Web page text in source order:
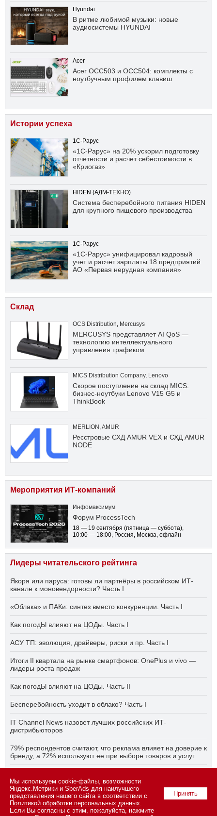
Hyundai
В ритме любимой музыки: новые
аудиосистемы HYUNDAI
Acer
Acer OCC503 и OCC504: комплекты с
ноутбучным профилем клавиш
Истории успеха
1С-Рарус
«1С-Рарус» на 20% ускорил подготовку
отчетности и расчет себестоимости в
«Криогаз»
HIDEN (АДМ-ТЕХНО)
Система бесперебойного питания HIDEN
для крупного пищевого производства
1С-Рарус
«1С-Рарус» унифицировал кадровый
учет и расчет зарплаты 18 предприятий
АО «Первая нерудная компания»
Склад
OCS Distribution, Mercusys
MERCUSYS представляет AI QoS —
технологию интеллектуального
управления трафиком
MICS Distribution Company, Lenovo
Скорое поступление на склад MICS:
бизнес-ноутбуки Lenovo V15 G5 и
ThinkBook
MERLION ,AMUR
Ресстровые СХД AMUR VEX и СХД AMUR
NODE
Мероприятия ИТ-компаний
Инфомаксимум
Форум ProcessTech
18 — 19 сентября (пятница — суббота),
10:00 — 18:00, Россия, Москва, офлайн
Лидеры читательского рейтинга
Якоря или паруса: готовы ли партнёры в российском ИТ-
канале к моновендорности? Часть I
«Облака» и ПАКи: синтез вместо конкуренции. Часть I
Как погодЫ влияют на ЦОДы. Часть I
АСУ ТП: эволюция, драйверы, риски и пр. Часть I
Итоги II квартала на рынке смартфонов: OnePlus и vivo —
лидеры роста продаж
Как погодЫ влияют на ЦОДы. Часть II
Бесперебойность уходит в облако? Часть I
IT Channel News назовет лучших российских ИТ-
дистрибьюторов
79% респондентов считают, что реклама влияет на доверие к
бренду, а 72% используют ее при выборе товаров и услуг
ПО нужно всё сразу? Часть I
© 2026 ООО «СК ПРЕСС».Политика конфиденциальности
Принять
Мы используем cookie-файлы, возможности
Яндекс.Метрики и SberAds для наилучшего
представления нашего сайта в соответствии с
Политикой обработки персональных данных.
Если Вы согласны с этим, пожалуйста, нажмите